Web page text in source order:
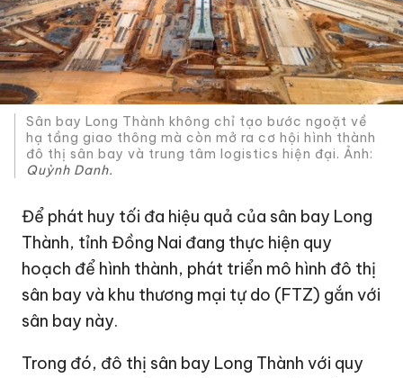
Sân bay Long Thành không chỉ tạo bước ngoặt về
hạ tầng giao thông mà còn mở ra cơ hội hình thành
đô thị sân bay và trung tâm logistics hiện đại. Ảnh:
Quỳnh Danh.
Để phát huy tối đa hiệu quả của sân bay Long
Thành, tỉnh Đồng Nai đang thực hiện quy
hoạch để hình thành, phát triển mô hình đô thị
sân bay và khu thương mại tự do (FTZ) gắn với
sân bay này.
Trong đó, đô thị sân bay Long Thành với quy